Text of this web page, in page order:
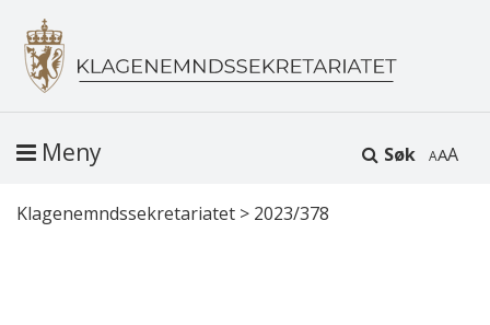
Søk A
Meny
Klagenemndssekretariatet > 2023/378